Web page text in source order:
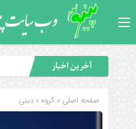
آخرین اخبار
صفحه اصلی » گروه » دینی